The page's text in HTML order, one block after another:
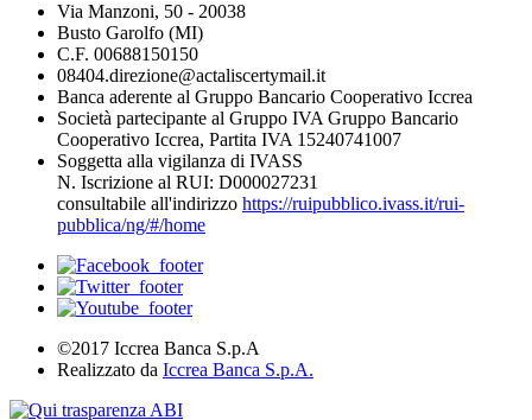
Via Manzoni, 50 - 20038
Busto Garolfo (MI)
C.F. 00688150150
08404.direzione@actaliscertymail.it
Banca aderente al Gruppo Bancario Cooperativo Iccrea
Società partecipante al Gruppo IVA Gruppo Bancario
Cooperativo Iccrea, Partita IVA 15240741007
Soggetta alla vigilanza di IVASS
N. Iscrizione al RUI: D000027231
consultabile all'indirizzo https://ruipubblico.ivass.it/rui-
pubblica/ng/#/home
©2017 Iccrea Banca S.p.A
Realizzato da Iccrea Banca S.p.A.